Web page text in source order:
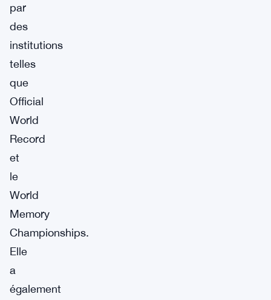
par
des
institutions
telles
que
Official
World
Record
et
le
World
Memory
Championships.
Elle
a
également